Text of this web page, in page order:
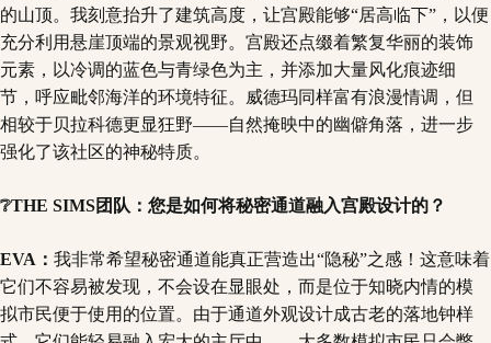
的山顶。我刻意抬升了建筑高度，让宫殿能够“居高临下”，以便
充分利用悬崖顶端的景观视野。宫殿还点缀着繁复华丽的装饰
元素，以冷调的蓝色与青绿色为主，并添加大量风化痕迹细
节，呼应毗邻海洋的环境特征。威德玛同样富有浪漫情调，但
相较于贝拉科德更显狂野——自然掩映中的幽僻角落，进一步
强化了该社区的神秘特质。
❔THE SIMS团队：您是如何将秘密通道融入宫殿设计的？
EVA： 我非常希望秘密通道能真正营造出“隐秘”之感！这意味着
它们不容易被发现，不会设在显眼处，而是位于知晓内情的模
拟市民便于使用的位置。由于通道外观设计成古老的落地钟样